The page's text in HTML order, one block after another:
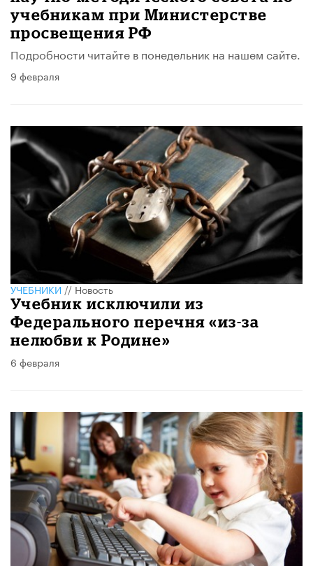
учебникам при Министерстве
просвещения РФ
Подробности читайте в понедельник на нашем сайте.
9 февраля
УЧЕБНИКИ//Новость
Учебник исключили из
Федерального перечня «из-за
нелюбви к Родине»
6 февраля